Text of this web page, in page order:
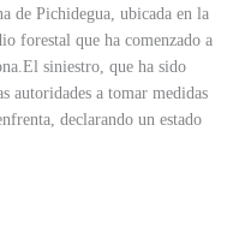
de Pichidegua, ubicada en la
forestal que ha comenzado a
siniestro, que ha sido
autoridades a tomar medidas
declarando un estado